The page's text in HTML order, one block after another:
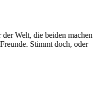
Welt, die beiden machen
Stimmt doch, oder